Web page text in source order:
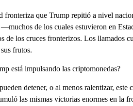
fronteriza que Trump repitió a nivel
de los cuales estuvieron en
de los cruces fronterizos. Los llamados
frutos.
está impulsando las criptomonedas?
detener, o al menos ralentizar, este
las mismas victorias enormes en la